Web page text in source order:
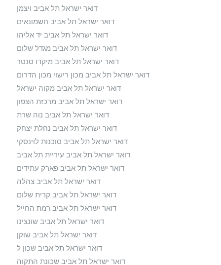
דואר ישראל תל אביב ויצמן
דואר ישראל תל אביב חשמונאים
דואר ישראל תל אביב יד אליהו
דואר ישראל תל אביב מגדל שלום
דואר ישראל תל אביב מיקדו סנטר
דואר ישראל תל אביב מכון רישוי מכון הדרום
דואר ישראל תל אביב מקוה ישראל
דואר ישראל תל אביב מרכזת הצפון
דואר ישראל תל אביב נוה שרת
דואר ישראל תל אביב נחלת יצחק
דואר ישראל תל אביב סוכנות לוינסקי
דואר ישראל תל אביב עיריית תל אביב
דואר ישראל תל אביב פארק עתידים
דואר ישראל תל אביב צהלה
דואר ישראל תל אביב קרית שלום
דואר ישראל תל אביב רמת החייל
דואר ישראל תל אביב שונצינו
דואר ישראל תל אביב שוקן
דואר ישראל תל אביב שכון ל
דואר ישראל תל אביב שכונת התקוה